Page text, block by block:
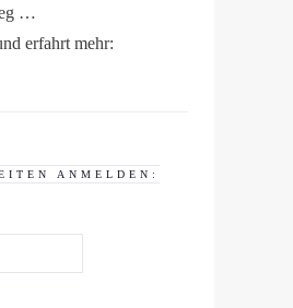
…
erfahrt mehr:
ANMELDEN: